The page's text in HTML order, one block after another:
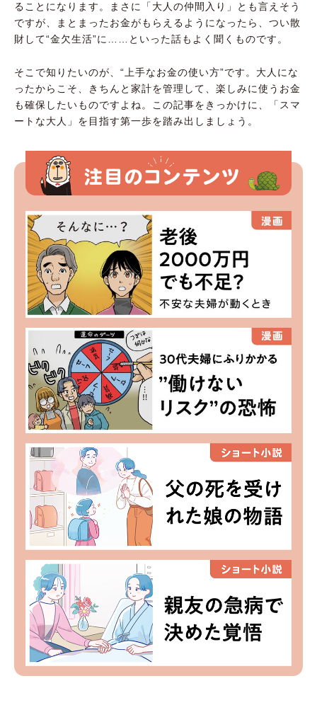
ることになります。まさに「大人の仲間入り」とも言えそう
ですが、まとまったお金がもらえるようになったら、つい散
財して“金欠生活”に……といった話もよく聞くものです。
そこで知りたいのが、“上手なお金の使い方”です。大人にな
ったからこそ、きちんと家計を管理して、楽しみに使うお金
も確保したいものですよね。この記事をきっかけに、「スマ
ートな大人」を目指す第一歩を踏み出しましょう。